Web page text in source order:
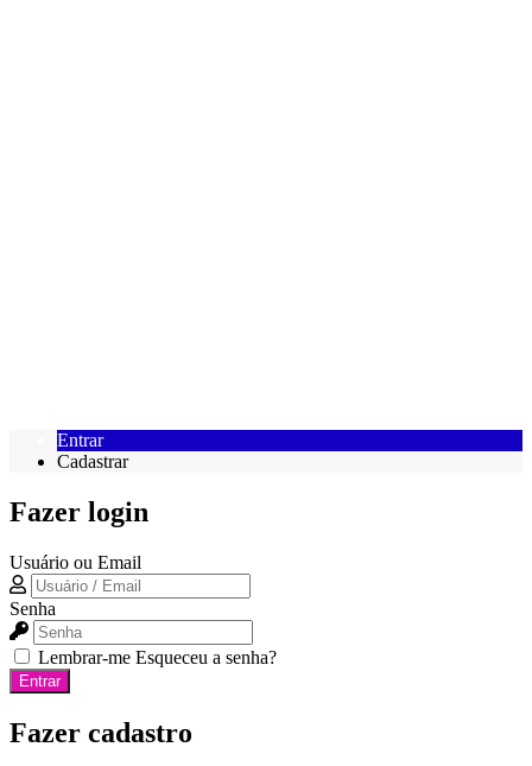
Entrar
Cadastrar
Fazer login
Usuário ou Email
Senha
Lembrar-me Esqueceu a senha?
Entrar
Fazer cadastro